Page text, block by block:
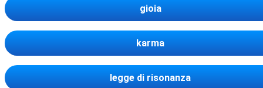
gioia
karma
legge di risonanza